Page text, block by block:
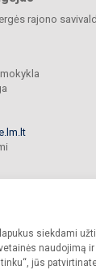
siekdami
naudojimą
jūs
rajono
mokykla.
administracijos